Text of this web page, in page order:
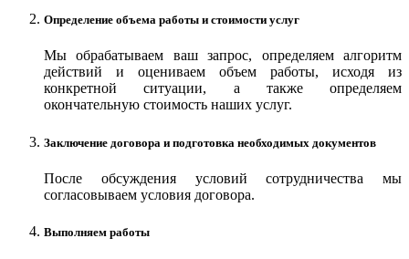
Определение объема работы и стоимости услуг
Мы обрабатываем ваш запрос, определяем алгоритм
действий и оцениваем объем работы, исходя из
конкретной ситуации, а также определяем
окончательную стоимость наших услуг.
Заключение договора и подготовка необходимых документов
После обсуждения условий сотрудничества мы
согласовываем условия договора.
Выполняем работы